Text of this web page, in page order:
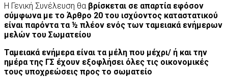
Η Γενική Συνέλευση θα βρίσκεται σε απαρτία εφόσον
σύμφωνα με το Άρθρο 20 του ισχύοντος καταστατικού
είναι παρόντα τα ½ πλέον ενός των ταμειακά ενήμερων
μελών του Σωματείου
Ταμειακά ενήμερα είναι τα μέλη που μέχρι/ ή και την
ημέρα της ΓΣ έχουν εξοφλήσει όλες τις οικονομικές
τους υποχρεώσεις προς το σωματείο